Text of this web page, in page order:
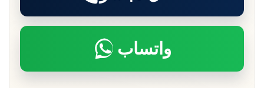
واتساب